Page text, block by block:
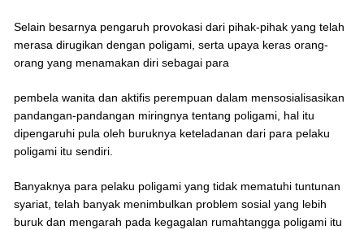
Selain besarnya pengaruh provokasi dari pihak-pihak yang telah
merasa dirugikan dengan poligami, serta upaya keras orang-
orang yang menamakan diri sebagai para
pembela wanita dan aktifis perempuan dalam mensosialisasikan
pandangan-pandangan miringnya tentang poligami, hal itu
dipengaruhi pula oleh buruknya keteladanan dari para pelaku
poligami itu sendiri.
Banyaknya para pelaku poligami yang tidak mematuhi tuntunan
syariat, telah banyak menimbulkan problem sosial yang lebih
buruk dan mengarah pada kegagalan rumahtangga poligami itu